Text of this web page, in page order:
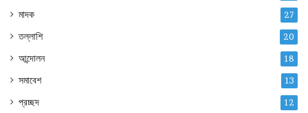
মাদক 27
তল্লাশি 20
আন্দোলন 18
সমাবেশ 13
প্রচ্ছদ 12